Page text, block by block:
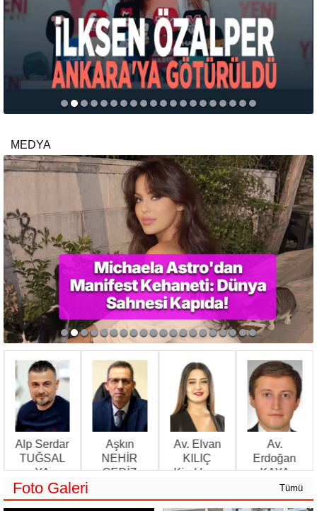
MEDYA
Alp Serdar
TUĞSAL
YA
SİZCE…
Aşkın
NEHİR
GEDİZ
GELECEĞİMİZ
Av. Elvan
KILIÇ
Kiralık ev
gizli
Av.
Erdoğan
KAYA
İŞÇİNİN
İHBAR
Foto Galeri Tümü